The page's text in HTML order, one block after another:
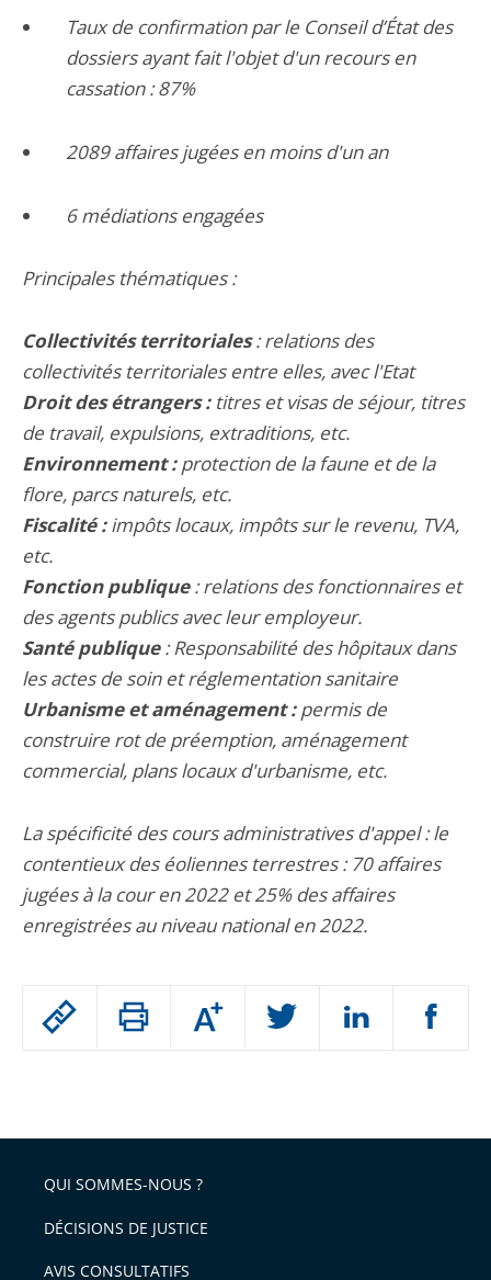
Passer
arriver
Augmenter
ou
l'article
pour
Taux de confirmation par le Conseil d’État des
dossiers ayant fait l'objet d'un recours en
cassation : 87%
2089 affaires jugées en moins d'un an
6 médiations engagées
Principales thématiques :
Collectivités territoriales: relations des
collectivités territoriales entre elles, avec l'Etat
Droit des étrangers :titres et visas de séjour, titres
de travail, expulsions, extraditions, etc.
Environnement :protection de la faune et de la
flore, parcs naturels, etc.
Fiscalité :impôts locaux, impôts sur le revenu, TVA,
etc.
Fonction publique: relations des fonctionnaires et
des agents publics avec leur employeur.
Santé publique: Responsabilité des hôpitaux dans
les actes de soin et réglementation sanitaire
Urbanisme et aménagement :permis de
construire rot de préemption, aménagement
commercial, plans locaux d'urbanisme, etc.
La spécificité des cours administratives d'appel : le
contentieux des éoliennes terrestres : 70 affaires
jugées à la cour en 2022 et 25% des affaires
enregistrées au niveau national en 2022.
QUI SOMMES-NOUS ?
DÉCISIONS DE JUSTICE
AVIS CONSULTATIFS